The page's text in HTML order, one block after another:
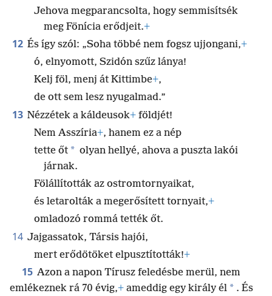
Jehova megparancsolta, hogy semmisítsék
meg Fönícia erődjeit.+
12 És így szól: „Soha többé nem fogsz ujjongani,+
ó, elnyomott, Szidón szűz lánya!
Kelj föl, menj át Kittimbe+,
de ott sem lesz nyugalmad.”
13 Nézzétek a káldeusok+ földjét!
Nem Asszíria+, hanem ez a nép
tette őt * olyan hellyé, ahova a puszta lakói
járnak.
Fölállították az ostromtornyaikat,
és letarolták a megerősített tornyait,+
omladozó rommá tették őt.
14 Jajgassatok, Társis hajói,
mert erődötöket elpusztították!+
15 Azon a napon Tírusz feledésbe merül, nem
emlékeznek rá 70 évig,+ ameddig egy király él * . És